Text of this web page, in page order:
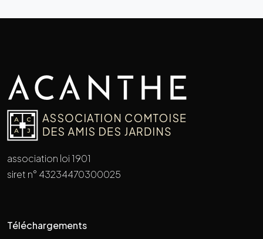
association loi 1901
siret n° 43234470300025
Téléchargements